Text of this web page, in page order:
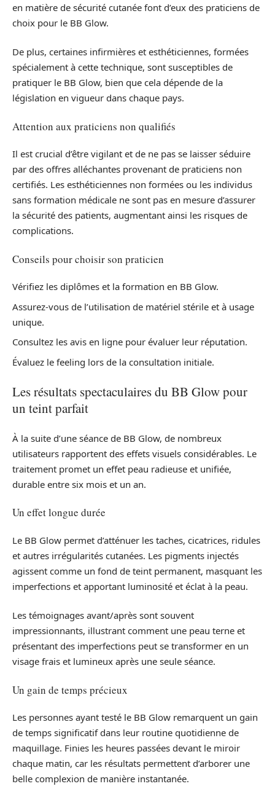
en matière de sécurité cutanée font d’eux des praticiens de
choix pour le BB Glow.
De plus, certaines infirmières et esthéticiennes, formées
spécialement à cette technique, sont susceptibles de
pratiquer le BB Glow, bien que cela dépende de la
législation en vigueur dans chaque pays.
Attention aux praticiens non qualifiés
Il est crucial d’être vigilant et de ne pas se laisser séduire
par des offres alléchantes provenant de praticiens non
certifiés. Les esthéticiennes non formées ou les individus
sans formation médicale ne sont pas en mesure d’assurer
la sécurité des patients, augmentant ainsi les risques de
complications.
Conseils pour choisir son praticien
Vérifiez les diplômes et la formation en BB Glow.
Assurez-vous de l’utilisation de matériel stérile et à usage
unique.
Consultez les avis en ligne pour évaluer leur réputation.
Évaluez le feeling lors de la consultation initiale.
Les résultats spectaculaires du BB Glow pour
un teint parfait
À la suite d’une séance de BB Glow, de nombreux
utilisateurs rapportent des effets visuels considérables. Le
traitement promet un effet peau radieuse et unifiée,
durable entre six mois et un an.
Un effet longue durée
Le BB Glow permet d’atténuer les taches, cicatrices, ridules
et autres irrégularités cutanées. Les pigments injectés
agissent comme un fond de teint permanent, masquant les
imperfections et apportant luminosité et éclat à la peau.
Les témoignages avant/après sont souvent
impressionnants, illustrant comment une peau terne et
présentant des imperfections peut se transformer en un
visage frais et lumineux après une seule séance.
Un gain de temps précieux
Les personnes ayant testé le BB Glow remarquent un gain
de temps significatif dans leur routine quotidienne de
maquillage. Finies les heures passées devant le miroir
chaque matin, car les résultats permettent d’arborer une
belle complexion de manière instantanée.